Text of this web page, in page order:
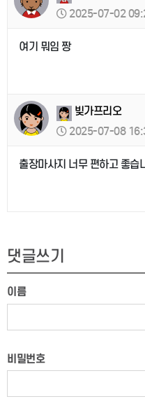
2025-07-02
여기 뭐임 짱
빚가프리오
2025-07-08
출장마사지 너무 편하고 좋
댓글쓰기
이름
비밀번호